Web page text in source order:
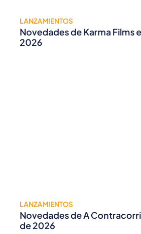
LANZAMIENTOS
Novedades de Karma Films
2026
LANZAMIENTOS
Novedades de A
de 2026